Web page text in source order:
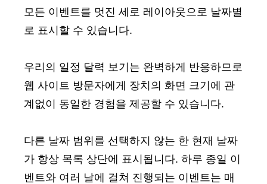
모든 이벤트를 멋진 세로 레이아웃으로 날짜별
로 표시할 수 있습니다.
우리의 일정 달력 보기는 완벽하게 반응하므로
웹 사이트 방문자에게 장치의 화면 크기에 관
계없이 동일한 경험을 제공할 수 있습니다.
다른 날짜 범위를 선택하지 않는 한 현재 날짜
가 항상 목록 상단에 표시됩니다. 하루 종일 이
벤트와 여러 날에 걸쳐 진행되는 이벤트는 매